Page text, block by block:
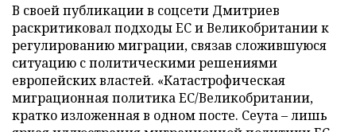
В своей публикации в соцсети Дмитриев
раскритиковал подходы ЕС и Великобритании к
регулированию миграции, связав сложившуюся
ситуацию с политическими решениями
европейских властей. «Катастрофическая
миграционная политика ЕС/Великобритании,
кратко изложенная в одном посте. Сеута – лишь